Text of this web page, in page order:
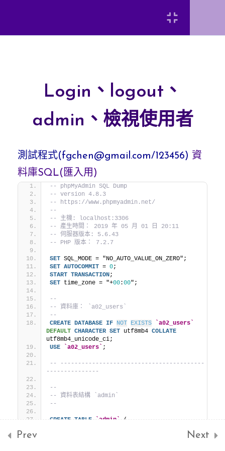
Login
嵌入月曆應用程式
使用Bootstrap表格顯示
來自於PHP與MySQL的
後端/資料庫資料
使用Bootstrap與PHP建
立管理介面
Bootstrap儀表板
(admin)
登入與註冊功能
使用jQuery實現
Login/Registration功能
加入購物車功能
從前端直接把訂單送至信
Login、logout、
admin、檢視使用者
測試程式(fgchen@gmail.com/123456) 資
料庫SQL(匯入用)
-- phpMyAdmin SQL Dump
-- version 4.8.3
-- https://www.phpmyadmin.net/
--
-- 主機: localhost:3306
-- 產生時間： 2019 年 05 月 01 日 20:11
-- 伺服器版本: 5.6.43
-- PHP 版本： 7.2.7
SET SQL_MODE = "NO_AUTO_VALUE_ON_ZERO";
SET AUTOCOMMIT = 0;
START TRANSACTION;
SET time_zone = "+00:00";
--
-- 資料庫： `a02_users`
--
CREATE DATABASE IF NOT EXISTS
`a02_users`
DEFAULT CHARACTER SET utf8mb4 COLLATE
utf8mb4_unicode_ci;
USE
`a02_users` ;
-- -----------------------------------------
---------------
--
-- 資料表結構 `admin`
--
CREATE TABLE `admin`
(
Prev Next
[INSERT_ELEMENTOR id=”8920″]
弘光科技大學 智慧科技應用系 陳富國